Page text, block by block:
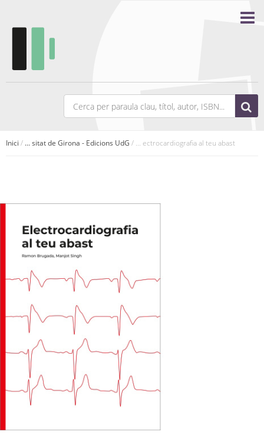
Inici / ... sitat de Girona - Edicions UdG / ... ectrocardiografia al teu abast